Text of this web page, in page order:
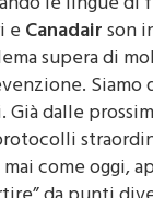
supera di
Siamo
dalle
come oggi,
da punti